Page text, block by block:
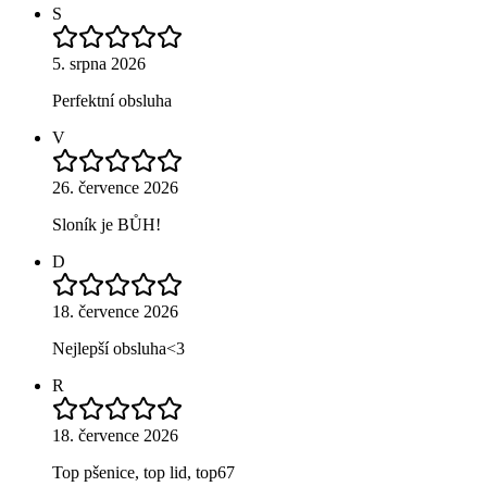
S
5. srpna 2026
Perfektní obsluha
V
26. července 2026
Sloník je BŮH!
D
18. července 2026
Nejlepší obsluha<3
R
18. července 2026
Top pšenice, top lid, top67